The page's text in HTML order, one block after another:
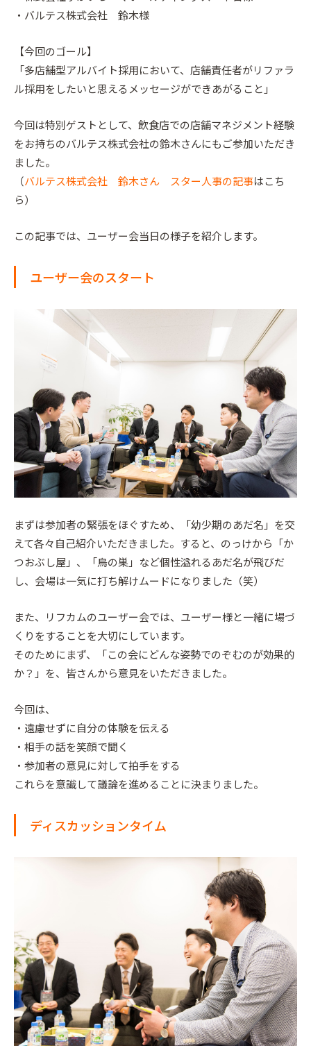
・バルテス株式会社 鈴木様
【今回のゴール】
「多店舗型アルバイト採用において、店舗責任者がリファラ
ル採用をしたいと思えるメッセージができあがること」
今回は特別ゲストとして、飲食店での店舗マネジメント経験
をお持ちのバルテス株式会社の鈴木さんにもご参加いただき
ました。
（バルテス株式会社 鈴木さん スター人事の記事はこち
ら）
この記事では、ユーザー会当日の様子を紹介します。
ユーザー会のスタート
まずは参加者の緊張をほぐすため、「幼少期のあだ名」を交
えて各々自己紹介いただきました。すると、のっけから「か
つおぶし屋」、「鳥の巣」など個性溢れるあだ名が飛びだ
し、会場は一気に打ち解けムードになりました（笑）
また、リフカムのユーザー会では、ユーザー様と一緒に場づ
くりをすることを大切にしています。
そのためにまず、「この会にどんな姿勢でのぞむのが効果的
か？」を、皆さんから意見をいただきました。
今回は、
・遠慮せずに自分の体験を伝える
・相手の話を笑顔で聞く
・参加者の意見に対して拍手をする
これらを意識して議論を進めることに決まりました。
ディスカッションタイム